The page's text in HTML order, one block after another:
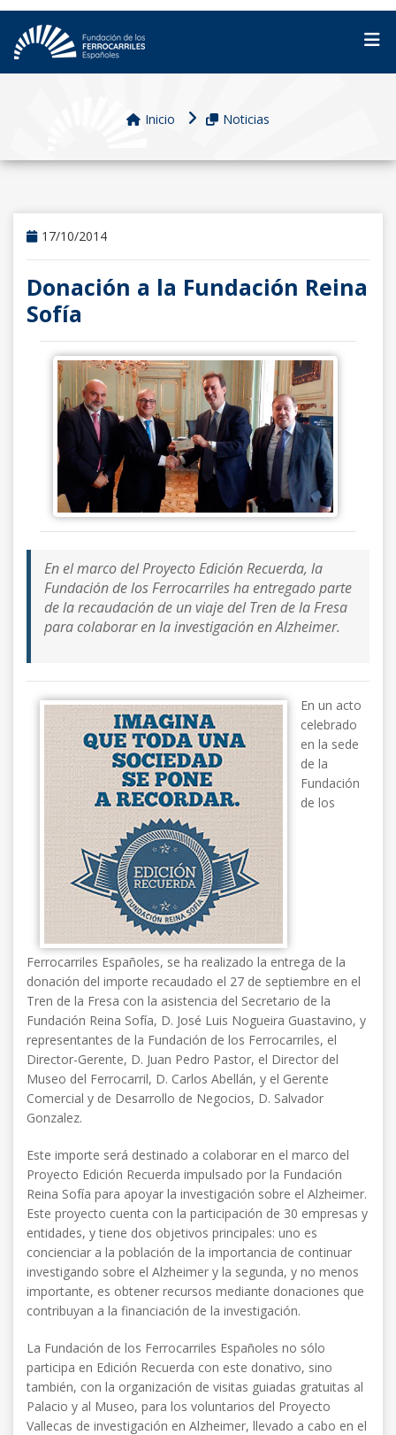
Inicio Noticias
17/10/2014
Donación a la Fundación Reina
Sofía
En el marco del Proyecto Edición Recuerda, la
Fundación de los Ferrocarriles ha entregado parte
de la recaudación de un viaje del Tren de la Fresa
para colaborar en la investigación en Alzheimer.
En un acto
celebrado
en la sede
de la
Fundación
de los
Ferrocarriles Españoles, se ha realizado la entrega de la
donación del importe recaudado el 27 de septiembre en el
Tren de la Fresa con la asistencia del Secretario de la
Fundación Reina Sofía, D. José Luis Nogueira Guastavino, y
representantes de la Fundación de los Ferrocarriles, el
Director-Gerente, D. Juan Pedro Pastor, el Director del
Museo del Ferrocarril, D. Carlos Abellán, y el Gerente
Comercial y de Desarrollo de Negocios, D. Salvador
Gonzalez.
Este importe será destinado a colaborar en el marco del
Proyecto Edición Recuerda impulsado por la Fundación
Reina Sofía para apoyar la investigación sobre el Alzheimer.
Este proyecto cuenta con la participación de 30 empresas y
entidades, y tiene dos objetivos principales: uno es
concienciar a la población de la importancia de continuar
investigando sobre el Alzheimer y la segunda, y no menos
importante, es obtener recursos mediante donaciones que
contribuyan a la financiación de la investigación.
La Fundación de los Ferrocarriles Españoles no sólo
participa en Edición Recuerda con este donativo, sino
también, con la organización de visitas guiadas gratuitas al
Palacio y al Museo, para los voluntarios del Proyecto
Vallecas de investigación en Alzheimer, llevado a cabo en el